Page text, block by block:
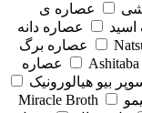
عصاره ی
اسید
عصاره دانه
عصاره برگ
عصاره
بیو هیالورونیک
Miracle Broth